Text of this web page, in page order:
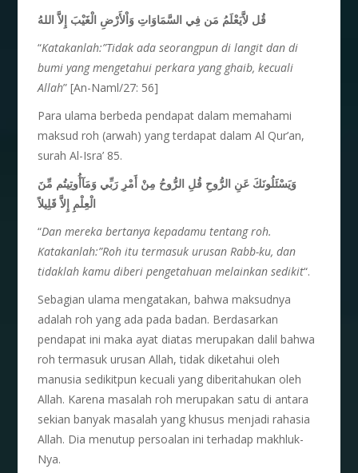
قُل لاَّيَعْلَمُ مَن فِي السَّمَاوَاتِ وَاْلأَرْضِ الْغَيْبَ إِلاَّ اللهُ
“Katakanlah:”Tidak ada seorangpun di langit dan di
bumi yang mengetahui perkara yang ghaib, kecuali
Allah” [An-Naml/27: 56]
Para ulama berbeda pendapat dalam memahami
maksud roh (arwah) yang terdapat dalam Al Qur’an,
surah Al-Isra’ 85.
وَيَسْئَلُونَكَ عَنِ الرُّوحِ قُلِ الرُّوحُ مِنْ أَمْرِ رَبِّي وَمَآأُوتِيتُم مِّنَ
الْعِلْمِ إِلاَّ قَلِيلاً
“Dan mereka bertanya kepadamu tentang roh.
Katakanlah:”Roh itu termasuk urusan Rabb-ku, dan
tidaklah kamu diberi pengetahuan melainkan sedikit“.
Sebagian ulama mengatakan, bahwa maksudnya
adalah roh yang ada pada badan. Berdasarkan
pendapat ini maka ayat diatas merupakan dalil bahwa
roh termasuk urusan Allah, tidak diketahui oleh
manusia sedikitpun kecuali yang diberitahukan oleh
Allah. Karena masalah roh merupakan satu di antara
sekian banyak masalah yang khusus menjadi rahasia
Allah. Dia menutup persoalan ini terhadap makhluk-
Nya.